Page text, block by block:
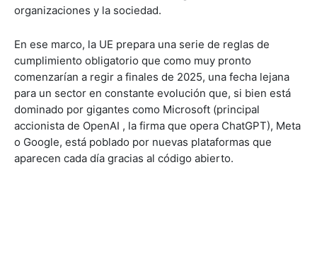
organizaciones y la sociedad.
En ese marco, la UE prepara una serie de reglas de
cumplimiento obligatorio que como muy pronto
comenzarían a regir a finales de 2025, una fecha lejana
para un sector en constante evolución que, si bien está
dominado por gigantes como Microsoft (principal
accionista de OpenAI , la firma que opera ChatGPT), Meta
o Google, está poblado por nuevas plataformas que
aparecen cada día gracias al código abierto.